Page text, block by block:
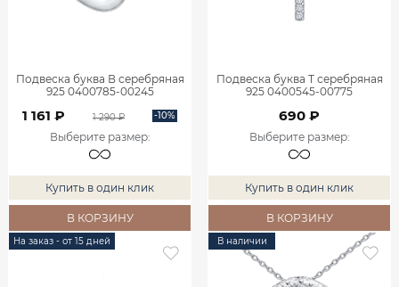
Подвеска буква В серебряная
925 0400785-00245
1 161 ₽ 1 290 ₽ -10%
Выберите размер:
Купить в один клик
В КОРЗИНУ
Подвеска буква Т серебряная
925 0400545-00775
690 ₽
Выберите размер:
Купить в один клик
В КОРЗИНУ
На заказ - от 15 дней В наличии